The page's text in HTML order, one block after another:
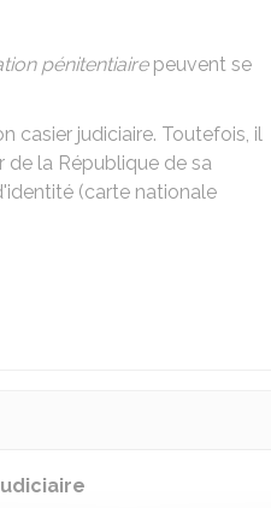
pénitentiairepeuvent se
casier judiciaire. Toutefois, il
de la République de sa
(carte nationale